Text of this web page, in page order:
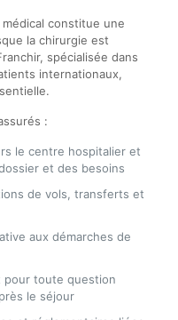
médical constitue une
la chirurgie est
spécialisée dans
internationaux,
:
le centre hospitalier et
et des besoins
de vols, transferts et
aux démarches de
pour toute question
le séjour